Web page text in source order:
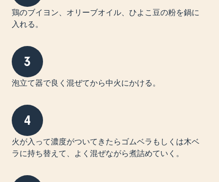
鶏のブイヨン、オリーブオイル、ひよこ豆の粉を鍋に
入れる。
3
泡立て器で良く混ぜてから中火にかける。
4
火が入って濃度がついてきたらゴムベラもしくは木ベ
ラに持ち替えて、よく混ぜながら煮詰めていく。